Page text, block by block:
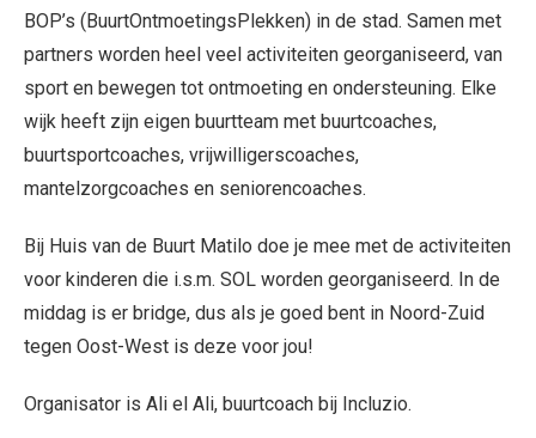
BOP’s (BuurtOntmoetingsPlekken) in de stad. Samen met
partners worden heel veel activiteiten georganiseerd, van
sport en bewegen tot ontmoeting en ondersteuning. Elke
wijk heeft zijn eigen buurtteam met buurtcoaches,
buurtsportcoaches, vrijwilligerscoaches,
mantelzorgcoaches en seniorencoaches.
Bij Huis van de Buurt Matilo doe je mee met de activiteiten
voor kinderen die i.s.m. SOL worden georganiseerd. In de
middag is er bridge, dus als je goed bent in Noord-Zuid
tegen Oost-West is deze voor jou!
Organisator is Ali el Ali, buurtcoach bij Incluzio.